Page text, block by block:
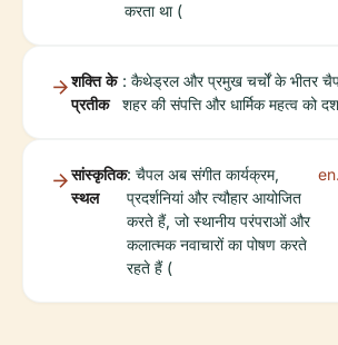
करता था (
शक्ति के
प्रतीक
: कैथेड्रल और प्रमुख चर्चों के भीतर
शहर की संपत्ति और धार्मिक महत्व को
सांस्कृतिक
स्थल
: चैपल अब संगीत कार्यक्रम,
प्रदर्शनियां और त्यौहार आयोजित
करते हैं, जो स्थानीय परंपराओं और
कलात्मक नवाचारों का पोषण करते
रहते हैं (